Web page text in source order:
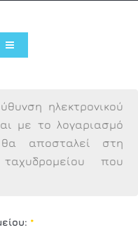
ηλεκτρονικού
με το λογαριασμό
αποσταλεί στη
ταχυδρομείου που
*